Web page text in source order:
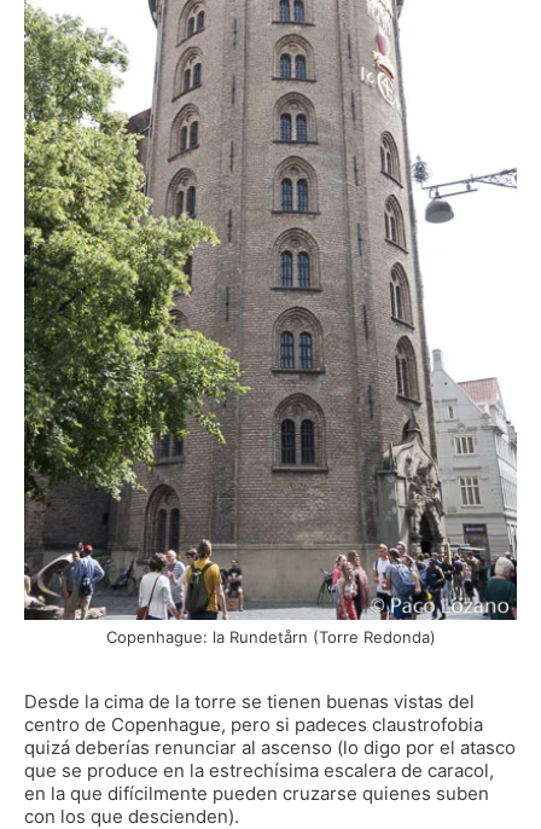
Copenhague: la Rundetårn (Torre Redonda)
Desde la cima de la torre se tienen buenas vistas del
centro de Copenhague, pero si padeces claustrofobia
quizá deberías renunciar al ascenso (lo digo por el atasco
que se produce en la estrechísima escalera de caracol,
en la que difícilmente pueden cruzarse quienes suben
con los que descienden).